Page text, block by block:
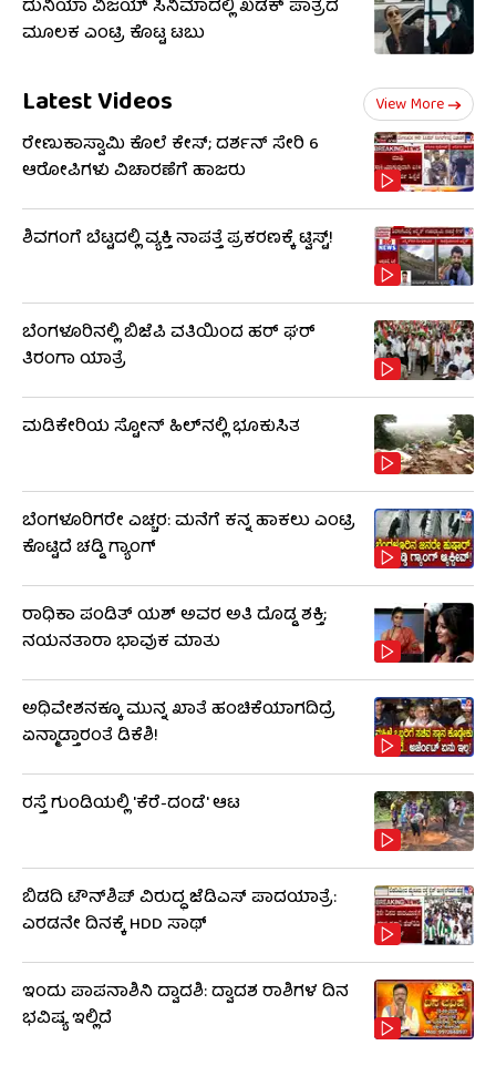
ದುನಿಯಾ ವಿಜಯ್ ಸಿನಿಮಾದಲ್ಲಿ ಖಡಕ್ ಪಾತ್ರದ
ಮೂಲಕ ಎಂಟ್ರಿ ಕೊಟ್ಟ ಟಬು
Latest Videos View More
ರೇಣುಕಾಸ್ವಾಮಿ ಕೊಲೆ ಕೇಸ್; ದರ್ಶನ್ ಸೇರಿ 6
ಆರೋಪಿಗಳು ವಿಚಾರಣೆಗೆ ಹಾಜರು
ಶಿವಗಂಗೆ ಬೆಟ್ಟದಲ್ಲಿ ವ್ಯಕ್ತಿ ನಾಪತ್ತೆ ಪ್ರಕರಣಕ್ಕೆ ಟ್ವಿಸ್ಟ್!
ಬೆಂಗಳೂರಿನಲ್ಲಿ ಬಿಜೆಪಿ ವತಿಯಿಂದ ಹರ್ ಘರ್
ತಿರಂಗಾ ಯಾತ್ರೆ
ಮಡಿಕೇರಿಯ ಸ್ಟೋನ್ ಹಿಲ್‌ನಲ್ಲಿ ಭೂಕುಸಿತ
ಬೆಂಗಳೂರಿಗರೇ ಎಚ್ಚರ: ಮನೆಗೆ ಕನ್ನ ಹಾಕಲು ಎಂಟ್ರಿ
ಕೊಟ್ಟಿದೆ ಚಡ್ಡಿ ಗ್ಯಾಂಗ್
ರಾಧಿಕಾ ಪಂಡಿತ್ ಯಶ್ ಅವರ ಅತಿ ದೊಡ್ಡ ಶಕ್ತಿ;
ನಯನತಾರಾ ಭಾವುಕ ಮಾತು
ಅಧಿವೇಶನಕ್ಕೂ ಮುನ್ನ ಖಾತೆ ಹಂಚಿಕೆಯಾಗದಿದ್ರೆ
ಏನ್ಮಾಡ್ತಾರಂತೆ ಡಿಕೆಶಿ!
ರಸ್ತೆ ಗುಂಡಿಯಲ್ಲಿ 'ಕೆರೆ-ದಂಡೆ' ಆಟ
ಬಿಡದಿ ಟೌನ್‌ಶಿಪ್ ವಿರುದ್ಧ ಜೆಡಿಎಸ್ ಪಾದಯಾತ್ರೆ:
ಎರಡನೇ ದಿನಕ್ಕೆ HDD ಸಾಥ್
ಇಂದು ಪಾಪನಾಶಿನಿ ದ್ವಾದಶಿ: ದ್ವಾದಶ ರಾಶಿಗಳ ದಿನ
ಭವಿಷ್ಯ ಇಲ್ಲಿದೆ